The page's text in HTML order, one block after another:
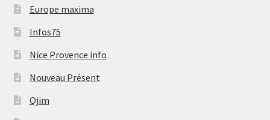
Europe maxima
Infos75
Nice Provence info
Nouveau Présent
Ojim